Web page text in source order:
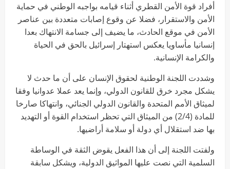
أفراد قوة الأمن القطري أثناء قيامه بواجبه الوطني في حماية
الأمن والاستقرار، فضلا عن وقوع إصابات متعددة بين عناصر
الأمن في موقع الحادث، ما يضيف إلى جسامة الانتهاك بعدا
إنسانيا مأساويا يعكس استهتار إسرائيل بالحق في الحياة
والكرامة الإنسانية.
وشددت اللجنة الوطنية لحقوق الإنسان على أن ما حدث لا
يشكل مجرد خرق للقانون الدولي، وإنما يعد عملا عدوانيا وفقا
لميثاق الأمم المتحدة والقانون الدولي الجنائي، وانتهاكا صارخا
للمادة (2/4) من الميثاق التي تحظر استخدام القوة أو التهديد
بها ضد استقلال أي دولة أو سلامة أراضيها.
ولفتت اللجنة إلى أن هذا الفعل يقوض الثقة في الوساطة
السلمية التي نصت عليها المواثيق الدولية، ويشكل سابقة